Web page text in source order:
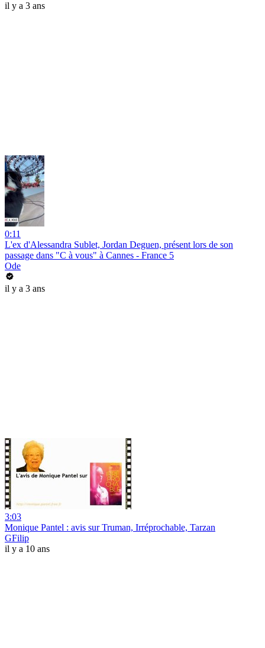
il y a 3 ans
0:11
L'ex d'Alessandra Sublet, Jordan Deguen, présent lors de son
passage dans "C à vous" à Cannes - France 5
Ode
il y a 3 ans
3:03
Monique Pantel : avis sur Truman, Irréprochable, Tarzan
GFilip
il y a 10 ans